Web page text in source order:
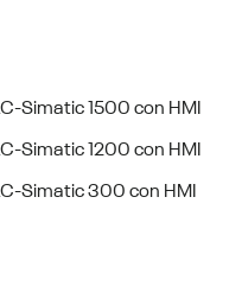
Simatic 1500 con HMI
Simatic 1200 con HMI
Simatic 300 con HMI